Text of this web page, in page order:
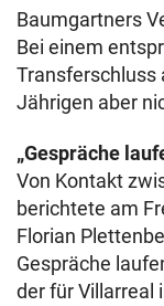
Baumgartners
Bei einem
Transferschluss
Jährigen aber
„Gespräche
Von Kontakt
berichtete am
Florian
Gespräche
der für Villarreal